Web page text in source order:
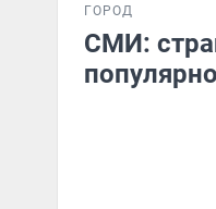
ГОРОД
СМИ: